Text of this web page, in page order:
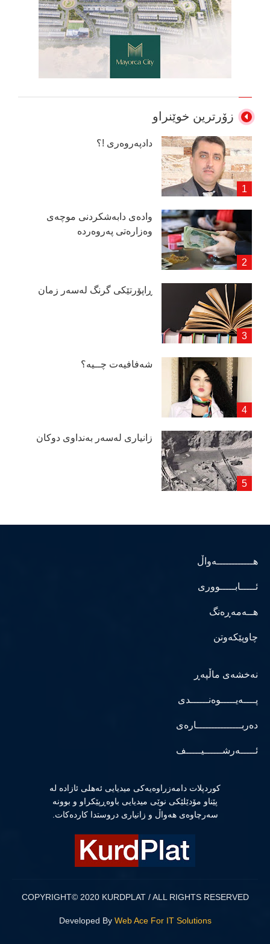
زۆرترین خوێنراو
دادپەروەری !؟
وادەی دابەشكردنی موچەی
وەزارەتی پەروەردە
ڕاپۆرتێكی گرنگ لەسەر زمان
شەفافیەت چــیە؟
زانیاری لەسەر بەنداوی دوكان
هــــــــــــەواڵ
ئـــــابـــــووری
هــەمەڕەنگ
چاوپێکەوتن
نەخشەی ماڵپەڕ
پــــەیـــــوەنــــــدی
دەربـــــــــــــــارەی
ئـــــەرشــــــیـــــف
كوردپلات دامەزراوەیەكی میدیایی ئەهلی ئازادە لە
پێناو مۆدێلێكی نوێی میدیایی باوەڕپێكراو و بوونە
سەرچاوەی هەواڵ و زانیاری دروستدا كاردەكات.
COPYRIGHT© 2020 KURDPLAT / ALL RIGHTS RESERVED
Web Ace For IT Solutions
Developed By